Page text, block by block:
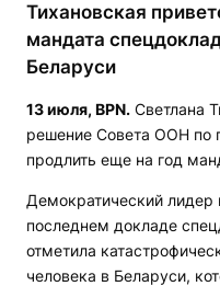
Тихановская
мандата
Беларуси
13 июля, BPN. Светлана
решение Совета ООН по
продлить еще на год
Демократический лидер
последнем докладе
отметила
человека в Беларуси,